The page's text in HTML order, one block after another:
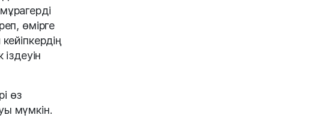
өмірге
өз
мүмкін.